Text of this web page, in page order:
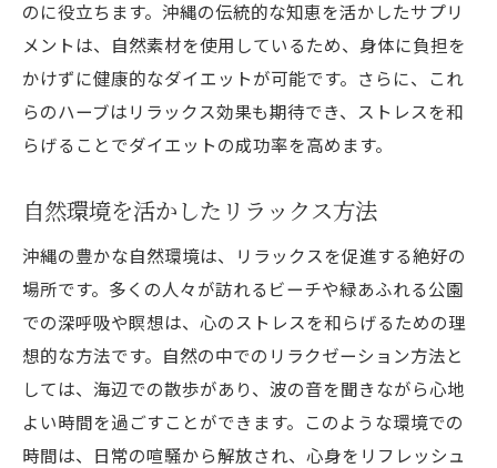
のに役立ちます。沖縄の伝統的な知恵を活かしたサプリ
メントは、自然素材を使用しているため、身体に負担を
かけずに健康的なダイエットが可能です。さらに、これ
らのハーブはリラックス効果も期待でき、ストレスを和
らげることでダイエットの成功率を高めます。
自然環境を活かしたリラックス方法
沖縄の豊かな自然環境は、リラックスを促進する絶好の
場所です。多くの人々が訪れるビーチや緑あふれる公園
での深呼吸や瞑想は、心のストレスを和らげるための理
想的な方法です。自然の中でのリラクゼーション方法と
しては、海辺での散歩があり、波の音を聞きながら心地
よい時間を過ごすことができます。このような環境での
時間は、日常の喧騒から解放され、心身をリフレッシュ